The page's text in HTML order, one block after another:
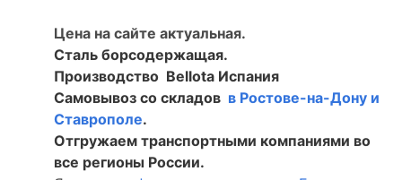
Цена на сайте актуальная.
Сталь борсодержащая.
Производство Bellota Испания
Самовывоз со складов в Ростове-на-Дону и
Ставрополе.
Отгружаем транспортными компаниями во
все регионы России.